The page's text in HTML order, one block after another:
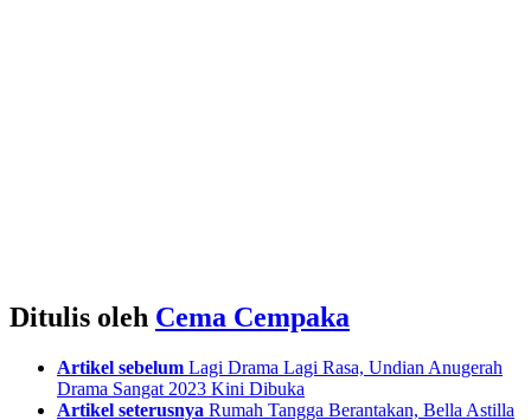
Ditulis oleh Cema Cempaka
Artikel sebelum Lagi Drama Lagi Rasa, Undian Anugerah
Drama Sangat 2023 Kini Dibuka
Artikel seterusnya Rumah Tangga Berantakan, Bella Astilla